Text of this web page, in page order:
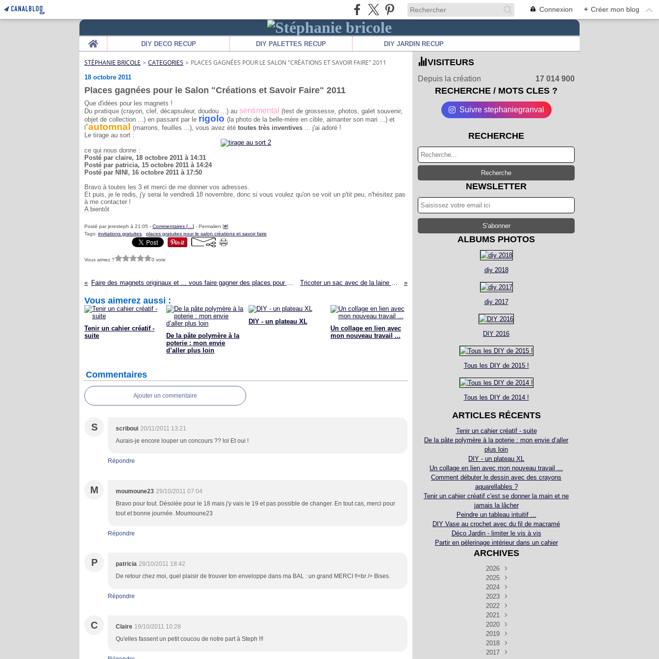
Connexion + Créer mon blog
Home
DIY DECO RECUP DIY PALETTES RECUP DIY JARDIN RECUP
STÉPHANIE BRICOLE > CATEGORIES > PLACES GAGNÉES POUR LE SALON "CRÉATIONS ET SAVOIR FAIRE" 2011
18 octobre 2011
Places gagnées pour le Salon "Créations et Savoir Faire" 2011
Que d'idées pour les magnets !
Du pratique (crayon, clef, décapsuleur, doudou ...) au sentimental (test de grossesse, photos, galet souvenir,
objet de collection ...) en passant par le rigolo (la photo de la belle-mère en cible, aimanter son mari ...) et
'automnal (marrons, feuilles ...), vous avez été toutes très inventives ... j'ai adoré !
Le tirage au sort :
ce qui nous donne :
Posté par claire, 18 octobre 2011 à 14:31
Posté par patricia, 15 octobre 2011 à 14:24
Posté par NINI, 16 octobre 2011 à 17:50
Bravo à toutes les 3 et merci de me donner vos adresses.
Et puis, je le redis, j'y serai le vendredi 18 novembre, donc si vous voulez qu'on se voit un p'tit peu, n'hésitez pas
à me contacter !
A bientôt
Posté par jeresteph à 21:05 - Commentaires [ ] - Permalien [#]
Tags: invitations gratuites places gratuites pour le salon créations et savoir faire
Vous aimez ? 0 vote
Faire des magnets originaux et ... vous faire gagner des places pour le Salon Créations et savoir faire !!! Tricoter un sac avec de la laine pompon - Tuto - DIY
Vous aimerez aussi :
Tenir un cahier créatif -
suite
De la pâte polymère à la
poterie : mon envie
d’aller plus loin
DIY - un plateau XL
Un collage en lien avec
mon nouveau travail ...
Commentaires
Ajouter un commentaire
S scriboui 20/11/2011 13:21
Aurais-je encore louper un concours ?? lol Et oui !
Répondre
M moumoune23 29/10/2011 07:04
Bravo pour tout. Désolée pour le 18 mais j'y vais le 19 et pas possible de changer. En tout cas, merci pour
tout et bonne journée. Moumoune23
Répondre
P patricia 28/10/2011 18:42
De retour chez moi, quel plaisir de trouver ton enveloppe dans ma BAL : un grand MERCI !!<br /> Bises.
Répondre
C Claire 19/10/2011 10:28
Qu'elles fassent un petit coucou de notre part à Steph !!!
VISITEURS
Depuis la création 17 014 900
RECHERCHE / MOTS CLES ?
Suivre stephaniegranval
RECHERCHE
NEWSLETTER
ALBUMS PHOTOS
diy 2018
diy 2017
DIY 2016
Tous les DIY de 2015 !
Tous les DIY de 2014 !
ARTICLES RÉCENTS
Tenir un cahier créatif - suite
De la pâte polymère à la poterie : mon envie d’aller
plus loin
DIY - un plateau XL
Un collage en lien avec mon nouveau travail ...
Comment débuter le dessin avec des crayons
aquarellables ?
Tenir un cahier créatif c'est se donner la main et ne
jamais la lâcher
Peindre un tableau intuitif ...
DIY Vase au crochet avec du fil de macramé
Déco Jardin - limiter le vis à vis
Partir en pèlerinage intérieur dans un cahier
ARCHIVES
2026
Juillet(5)
Juin
(4)
Mai
(3)
Avril
(3)
Mars
(3)
Janvier(1)
2025
Décembre
Novembre
Octobre
Septembre
Août
(1)
Juillet(2)
Juin
(1)
Mai
(1)
2024
Décembre
Novembre
Octobre
Septembre
Août
(2)
Juillet(4)
Juin
(4)
2023
Décembre
Novembre
Octobre
Septembre
Août
(2)
Juillet(1)
2022
Décembre
Novembre
Octobre
Septembre
Août
(4)
2021
Décembre
Novembre
Septembre
Août
(2)
2020
Décembre
Novembre
Octobre
2019
Décembre
Novembre
2018
Décembre
2017